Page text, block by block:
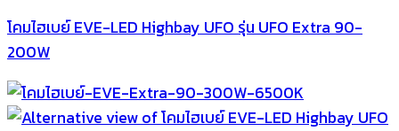
โคมไฮเบย์ EVE-LED Highbay UFO รุ่น UFO Extra 90-
200W